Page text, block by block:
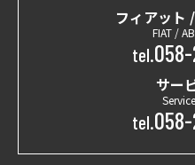
フィアット
FIAT /
tel.
サー
tel.